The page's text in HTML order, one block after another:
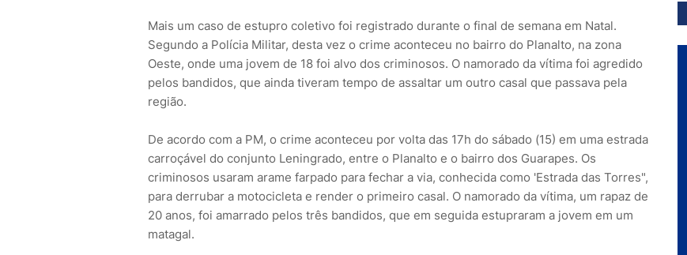
Mais um caso de estupro coletivo foi registrado durante o final de semana em Natal.
Segundo a Polícia Militar, desta vez o crime aconteceu no bairro do Planalto, na zona
Oeste, onde uma jovem de 18 foi alvo dos criminosos. O namorado da vítima foi agredido
pelos bandidos, que ainda tiveram tempo de assaltar um outro casal que passava pela
região.
De acordo com a PM, o crime aconteceu por volta das 17h do sábado (15) em uma estrada
carroçável do conjunto Leningrado, entre o Planalto e o bairro dos Guarapes. Os
criminosos usaram arame farpado para fechar a via, conhecida como 'Estrada das Torres",
para derrubar a motocicleta e render o primeiro casal. O namorado da vítima, um rapaz de
20 anos, foi amarrado pelos três bandidos, que em seguida estupraram a jovem em um
matagal.